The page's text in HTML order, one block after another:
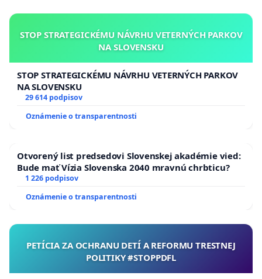
STOP STRATEGICKÉMU NÁVRHU VETERNÝCH PARKOV
NA SLOVENSKU
STOP STRATEGICKÉMU NÁVRHU VETERNÝCH PARKOV
NA SLOVENSKU
29 614 podpisov
Oznámenie o transparentnosti
Otvorený list predsedovi Slovenskej akadémie vied:
Bude mať Vízia Slovenska 2040 mravnú chrbticu?
1 226 podpisov
Oznámenie o transparentnosti
PETÍCIA ZA OCHRANU DETÍ A REFORMU TRESTNEJ
POLITIKY #STOPPDFL